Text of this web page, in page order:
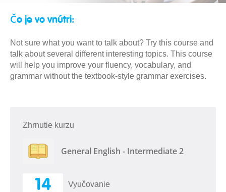
Čo je vo vnútri:
Not sure what you want to talk about? Try this course and
talk about several different interesting topics. This course
will help you improve your fluency, vocabulary, and
grammar without the textbook-style grammar exercises.
Zhrnutie kurzu
General English - Intermediate 2
14 Vyučovanie